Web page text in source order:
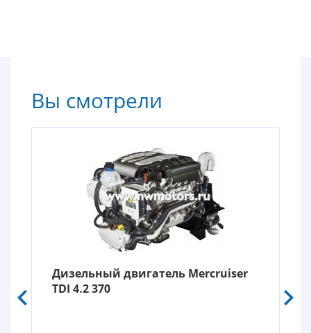
Вы смотрели
Дизельный двигатель Mercruiser
TDI 4.2 370